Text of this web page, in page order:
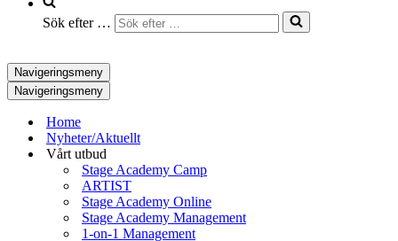
Sök efter …
Navigeringsmeny
Navigeringsmeny
Home
Nyheter/Aktuellt
Vårt utbud
Stage Academy Camp
ARTIST
Stage Academy Online
Stage Academy Management
1-on-1 Management